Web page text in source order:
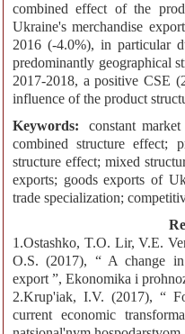
combined effect of the
Ukraine's merchandise
2016 (-4.0%), in particular
predominantly geographical
2017-2018, a positive CSE
influence of the product
Keywords:
constant
combined structure effect;
structure effect; mixed
exports; goods exports of
trade specialization;
1.Ostashko, T.O. Lir, V.E.
O.S. (2017), “ A change
export ”, Ekonomika i
2.Krup'iak, I.V. (2017), “
current economic